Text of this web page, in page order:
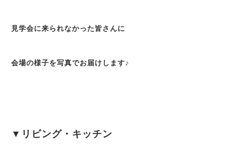
見学会に来られなかった皆さんに
会場の様子を写真でお届けします♪
▼リビング・キッチン